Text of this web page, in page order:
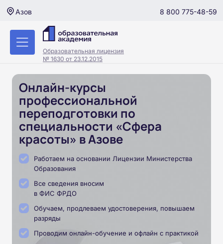
Азов 8 800 775-48-59
Образовательная лицензия
№ 1630 от 23.12.2015
Онлайн-курсы
профессиональной
переподготовки по
специальности «Сфера
красоты» в Азове
Работаем на основании Лицензии Министерства
Образования
Все сведения вносим
в ФИС ФРДО
Обучаем, продлеваем удостоверения, повышаем
разряды
Проводим онлайн-обучение и офлайн с практикой